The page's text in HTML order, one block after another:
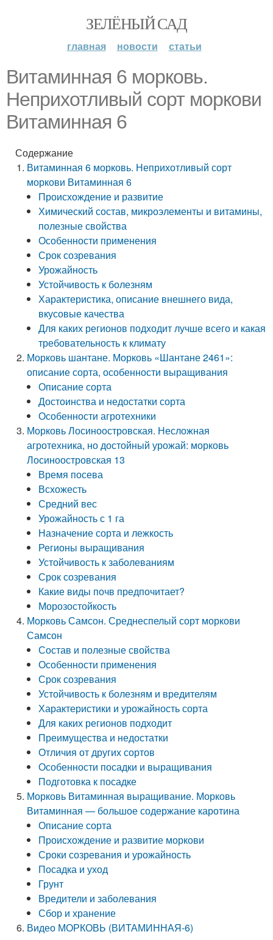
ЗЕЛЁНЫЙ САД
главная новости статьи
Витаминная 6 морковь.
Неприхотливый сорт моркови
Витаминная 6
Содержание
Витаминная 6 морковь. Неприхотливый сорт
моркови Витаминная 6
Происхождение и развитие
Химический состав, микроэлементы и витамины,
полезные свойства
Особенности применения
Срок созревания
Урожайность
Устойчивость к болезням
Характеристика, описание внешнего вида,
вкусовые качества
Для каких регионов подходит лучше всего и какая
требовательность к климату
Морковь шантане. Морковь «Шантане 2461»:
описание сорта, особенности выращивания
Описание сорта
Достоинства и недостатки сорта
Особенности агротехники
Морковь Лосиноостровская. Несложная
агротехника, но достойный урожай: морковь
Лосиноостровская 13
Время посева
Всхожесть
Средний вес
Урожайность с 1 га
Назначение сорта и лежкость
Регионы выращивания
Устойчивость к заболеваниям
Срок созревания
Какие виды почв предпочитает?
Морозостойкость
Морковь Самсон. Среднеспелый сорт моркови
Самсон
Состав и полезные свойства
Особенности применения
Срок созревания
Устойчивость к болезням и вредителям
Характеристики и урожайность сорта
Для каких регионов подходит
Преимущества и недостатки
Отличия от других сортов
Особенности посадки и выращивания
Подготовка к посадке
Морковь Витаминная выращивание. Морковь
Витаминная — большое содержание каротина
Описание сорта
Происхождение и развитие моркови
Сроки созревания и урожайность
Посадка и уход
Грунт
Вредители и заболевания
Сбор и хранение
Видео МОРКОВЬ (ВИТАМИННАЯ-6)